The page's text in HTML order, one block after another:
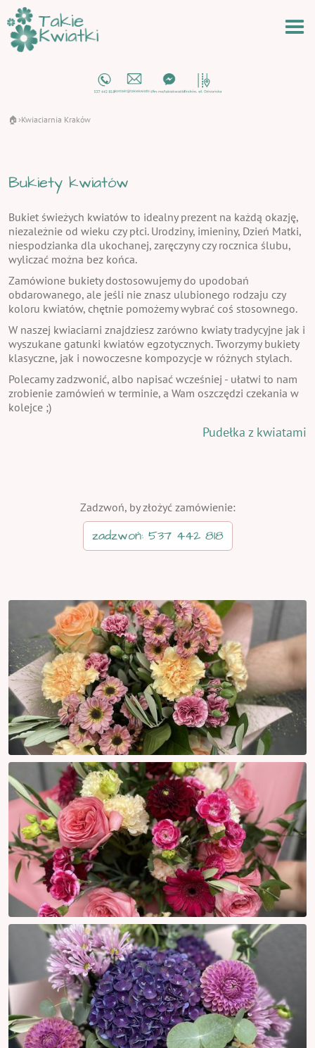
🏠 ›Kwiaciarnia Kraków
Bukiety kwiatów
Bukiet świeżych kwiatów to idealny prezent na każdą okazję,
niezależnie od wieku czy płci. Urodziny, imieniny, Dzień Matki,
niespodzianka dla ukochanej, zaręczyny czy rocznica ślubu,
wyliczać można bez końca.
Zamówione bukiety dostosowujemy do upodobań
obdarowanego, ale jeśli nie znasz ulubionego rodzaju czy
koloru kwiatów, chętnie pomożemy wybrać coś stosownego.
W naszej kwiaciarni znajdziesz zarówno kwiaty tradycyjne jak i
wyszukane gatunki kwiatów egzotycznych. Tworzymy bukiety
klasyczne, jak i nowoczesne kompozycje w różnych stylach.
Polecamy zadzwonić, albo napisać wcześniej - ułatwi to nam
zrobienie zamówień w terminie, a Wam oszczędzi czekania w
kolejce ;)
Pudełka z kwiatami
Zadzwoń, by złożyć zamówienie:
zadzwoń: 537 442 818